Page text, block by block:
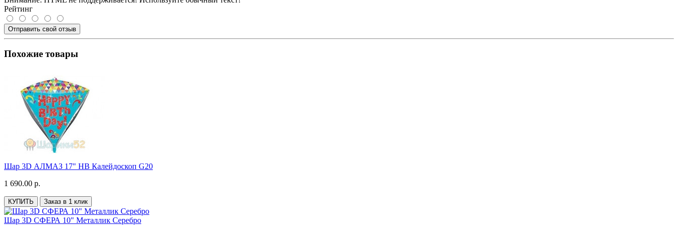
Рейтинг
Отправить свой отзыв
Похожие товары
Шар 3D АЛМАЗ 17" HB Калейдоскоп G20
1 690.00 р.
КУПИТЬ Заказ в 1 клик
Шар 3D СФЕРА 10" Металлик Серебро